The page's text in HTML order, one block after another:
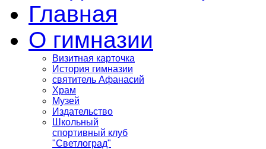
Главная
О гимназии
Визитная карточка
История гимназии
святитель Афанасий
Храм
Музей
Издательство
Школьный
спортивный клуб
"Светлоград"